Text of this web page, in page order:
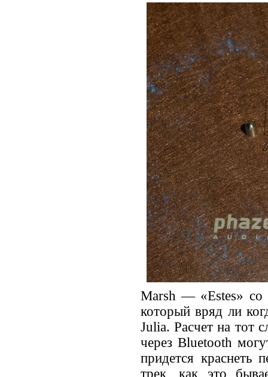
Marsh — «Estes» со
который вряд ли
Julia. Расчет на тот
через Bluetooth
придется краснеть
трек, как это